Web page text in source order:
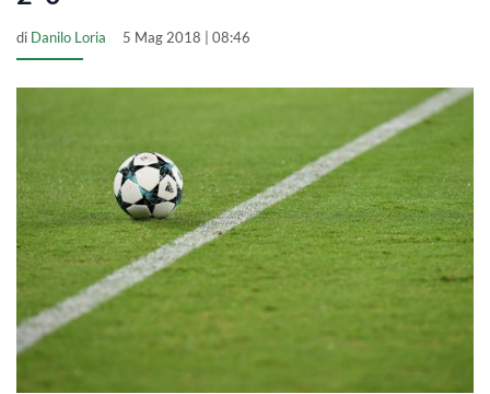
di Danilo Loria 5 Mag 2018 | 08:46